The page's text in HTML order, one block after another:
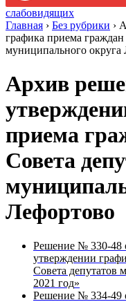
слабовидящих
Главная › Без рубрики ›
графика приема граждан
муниципального округа
Архив
приема
Совета
Лефортово
Решение № 330-48
утверждении
Совета депутатов
2021 год»
Решение № 334-49